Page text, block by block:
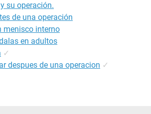
de que me los quite y pasé algo peor?
lunares así tan fácil y rápido con ese
que pueda tener al quitarme esos
con un dermatólogo?
su operación.
de una operación
menisco interno
en adultos
✓
despues de una operacion ✓